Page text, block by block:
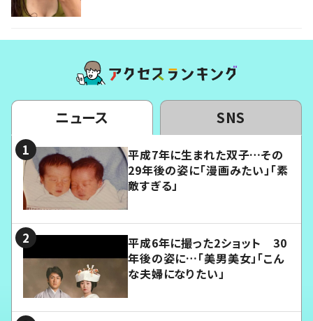
ニュース SNS
平成7年に生まれた双子…その
29年後の姿に「漫画みたい」「素
敵すぎる」
平成6年に撮った2ショット 30
年後の姿に…「美男美女」「こん
な夫婦になりたい」